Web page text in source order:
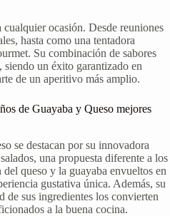
cualquier ocasión. Desde reuniones
hasta como una tentadora
Su combinación de sabores
siendo un éxito garantizado en
de un aperitivo más amplio.
de Guayaba y Queso mejores
se destacan por su innovadora
una propuesta diferente a los
queso y la guayaba envueltos en
gustativa única. Además, su
de sus ingredientes los convierten
a la buena cocina.